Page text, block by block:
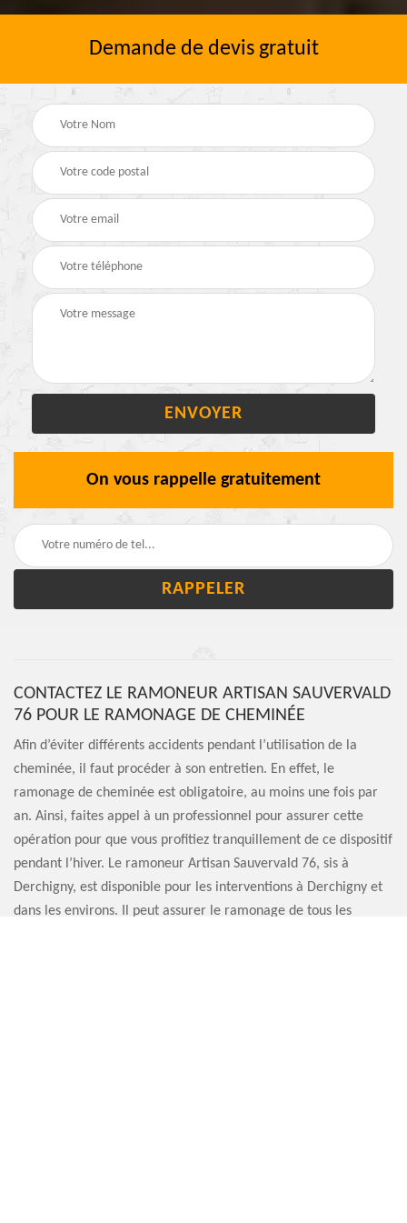
Demande de devis gratuit
On vous rappelle gratuitement
CONTACTEZ LE RAMONEUR ARTISAN SAUVERVALD
76 POUR LE RAMONAGE DE CHEMINÉE
Afin d’éviter différents accidents pendant l’utilisation de la
cheminée, il faut procéder à son entretien. En effet, le
ramonage de cheminée est obligatoire, au moins une fois par
an. Ainsi, faites appel à un professionnel pour assurer cette
opération pour que vous profitiez tranquillement de ce dispositif
pendant l’hiver. Le ramoneur Artisan Sauvervald 76, sis à
Derchigny, est disponible pour les interventions à Derchigny et
dans les environs. Il peut assurer le ramonage de tous les